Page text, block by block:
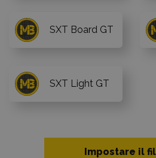
SXT Board GT
SXT Light GT
Impostare il